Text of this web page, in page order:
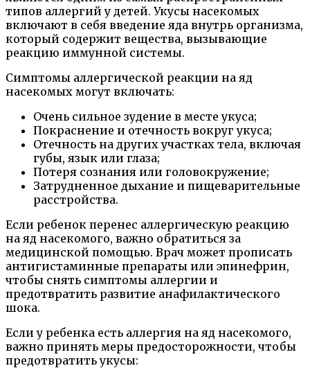
типов аллергий у детей. Укусы насекомых
включают в себя введение яда внутрь организма,
который содержит вещества, вызывающие
реакцию иммунной системы.
Симптомы аллергической реакции на яд
насекомых могут включать:
Очень сильное зудение в месте укуса;
Покраснение и отечность вокруг укуса;
Отечность на других участках тела, включая
губы, язык или глаза;
Потеря сознания или головокружение;
Затрудненное дыхание и пищеварительные
расстройства.
Если ребенок перенес аллергическую реакцию
на яд насекомого, важно обратиться за
медицинской помощью. Врач может прописать
антигистаминные препараты или эпинефрин,
чтобы снять симптомы аллергии и
предотвратить развитие анафилактического
шока.
Если у ребенка есть аллергия на яд насекомого,
важно принять меры предосторожности, чтобы
предотвратить укусы: